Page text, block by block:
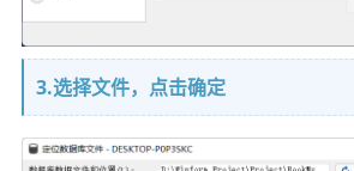
3.选择文件，点击确定